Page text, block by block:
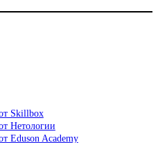
Skillbox
Нетологии
Eduson Academy